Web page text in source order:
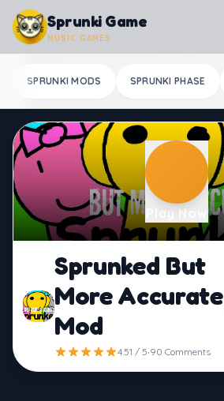
Skip to content
Sprunki Game
MUSIC GAMES
SPRUNKI MODS SPRUNKI PHASE
Play Now
Sprunked But
More Accurate
Mod
4.51 / 5·90 Comments